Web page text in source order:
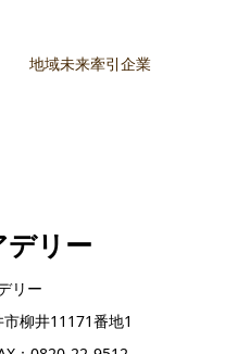
地域未来牽引企業
デリー
リー
柳井11171番地1